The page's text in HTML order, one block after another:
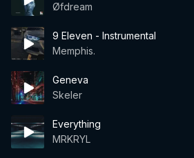
Øfdream
9 Eleven - Instrumental
Memphis.
Geneva
Skeler
Everything
MRKRYL